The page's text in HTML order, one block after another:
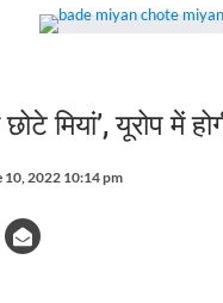
मियां’, यूरोप में
10, 2022 10:14 pm